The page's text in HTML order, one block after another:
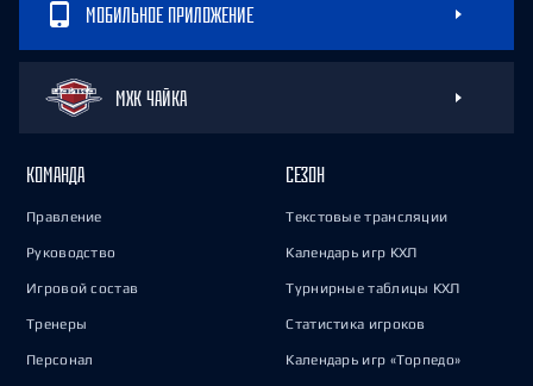
МОБИЛЬНОЕ ПРИЛОЖЕНИЕ
МХК ЧАЙКА
КОМАНДА
Правление
Руководство
Игровой состав
Тренеры
Персонал
СЕЗОН
Текстовые трансляции
Календарь игр КХЛ
Турнирные таблицы КХЛ
Статистика игроков
Календарь игр «Торпедо»